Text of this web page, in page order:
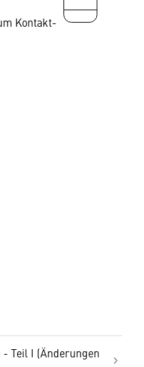
Kontakt-
Teil I (Änderungen